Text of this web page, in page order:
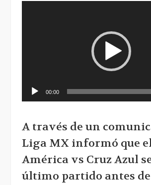
00:00
A través de un
Liga MX informó que
América vs Cruz Azul
último partido antes de